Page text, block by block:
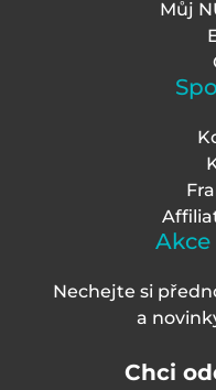
Můj
Nechejte si
a
Chci